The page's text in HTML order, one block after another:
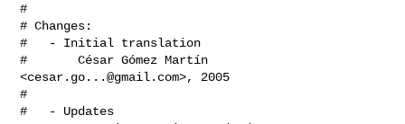
#
# Changes:
#   - Initial translation
#       César Gómez Martín
<cesar.go...@gmail.com>, 2005
#
#   - Updates